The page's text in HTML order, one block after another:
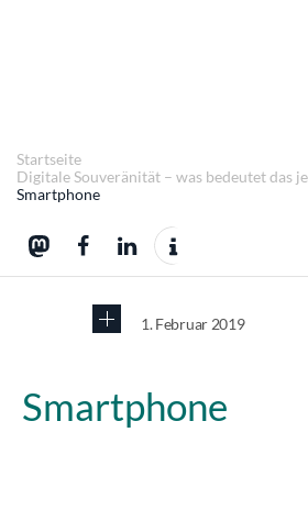
Startseite
Digitale Souveränität – was bedeutet das
Smartphone
1. Februar 2019
Smartphone